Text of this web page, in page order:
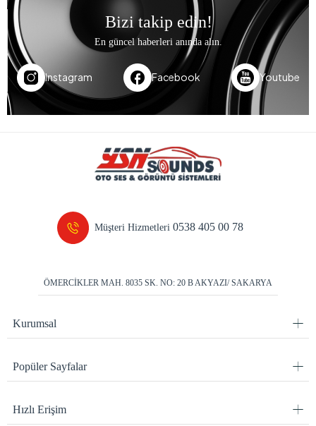
Bizi takip edin!
En güncel haberleri anında alın.
Instagram Facebook Youtube
Müşteri Hizmetleri0538 405 00 78
ÖMERCİKLER MAH. 8035 SK. NO: 20 B AKYAZI/ SAKARYA
Kurumsal
Popüler Sayfalar
Hızlı Erişim